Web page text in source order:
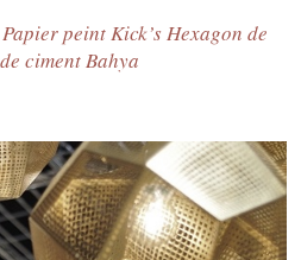
Papier peint Kick’s Hexagon de
ciment Bahya